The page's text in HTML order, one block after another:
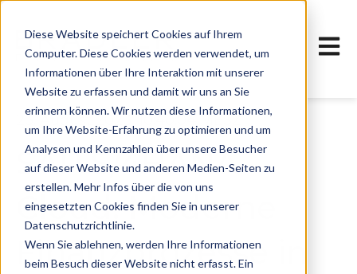
Diese Website speichert Cookies auf Ihrem
Computer. Diese Cookies werden verwendet, um
Informationen über Ihre Interaktion mit unserer
Website zu erfassen und damit wir uns an Sie
erinnern können. Wir nutzen diese Informationen,
um Ihre Website-Erfahrung zu optimieren und um
Analysen und Kennzahlen über unsere Besucher
auf dieser Website und anderen Medien-Seiten zu
erstellen. Mehr Infos über die von uns
eingesetzten Cookies finden Sie in unserer
Datenschutzrichtlinie.
Wenn Sie ablehnen, werden Ihre Informationen
beim Besuch dieser Website nicht erfasst. Ein
23. August 2023, 10:40:04 MESZ
SAP S/4HANA
Cloud: Moderne
Finanzprozesse in